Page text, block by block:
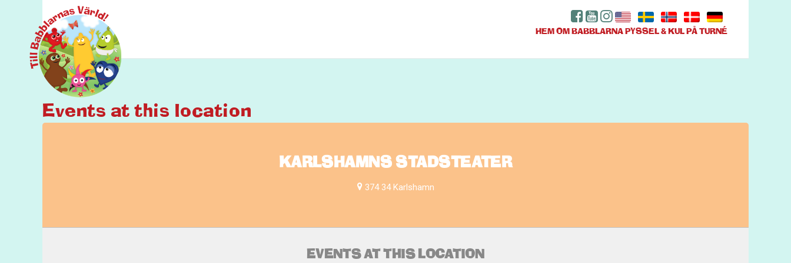
HEMOM BABBLARNAPYSSEL & KULPÅ TURNÉ
Events at this location
KARLSHAMNS STADSTEATER
374 34 Karlshamn
EVENTS AT THIS LOCATION